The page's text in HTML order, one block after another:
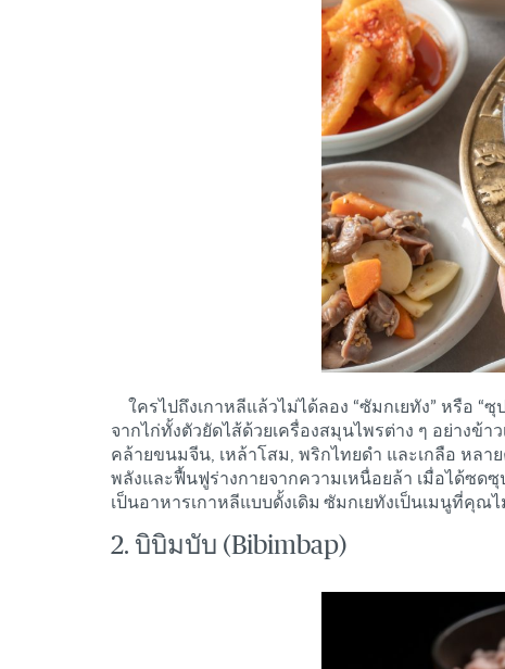
ใครไปถึงเกาหลีแล้วไม่ได้ลอง “ซัมกเยทัง” หรือ
จากไก่ทั้งตัวยัดไส้ด้วยเครื่องสมุนไพรต่าง ๆ อย่างข้
คล้ายขนมจีน, เหล้าโสม, พริกไทยดำ และเกลือ หล
พลังและฟื้นฟูร่างกายจากความเหนื่อยล้า เมื่อได้ซ
เป็นอาหารเกาหลีแบบดั้งเดิม ซัมกเยทังเป็นเมนูที่คุ
2. บิบิมบับ (Bibimbap)